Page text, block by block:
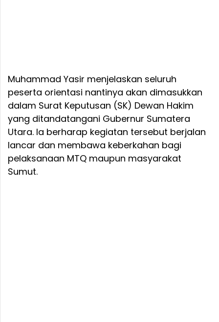
Muhammad Yasir menjelaskan seluruh
peserta orientasi nantinya akan dimasukkan
dalam Surat Keputusan (SK) Dewan Hakim
yang ditandatangani Gubernur Sumatera
Utara. Ia berharap kegiatan tersebut berjalan
lancar dan membawa keberkahan bagi
pelaksanaan MTQ maupun masyarakat
Sumut.